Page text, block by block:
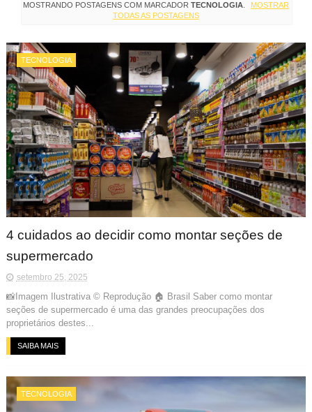
MOSTRANDO POSTAGENS COM MARCADORTECNOLOGIA
MOSTRAR
TODAS AS POSTAGENS
TECNOLOGIA
4 cuidados ao decidir como montar seções de
supermercado
setembro 25, 2025
📸Imagem Ilustrativa © Reprodução 🏠 Brasil Saber como montar
seções de supermercado é uma das grandes preocupações dos
proprietários destes...
SAIBA MAIS
TECNOLOGIA